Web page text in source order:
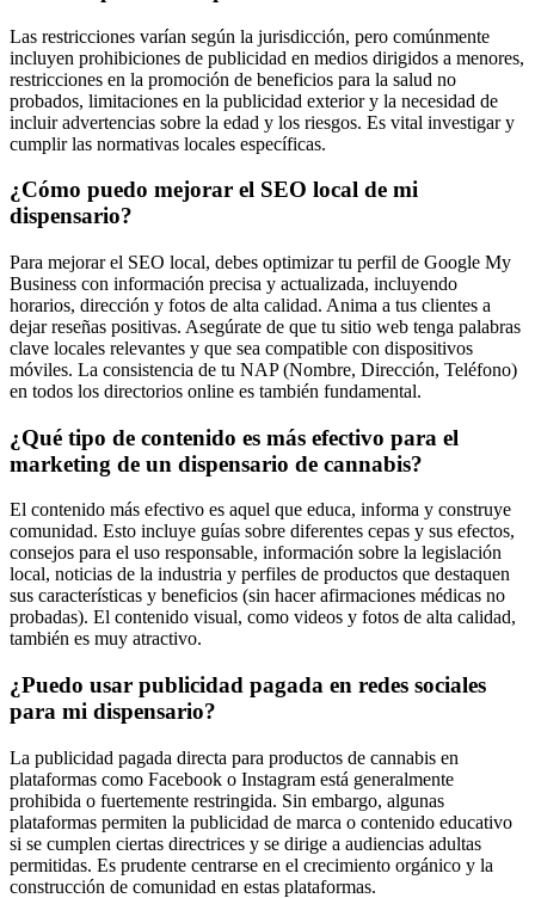
Las restricciones varían según la jurisdicción, pero comúnmente
incluyen prohibiciones de publicidad en medios dirigidos a menores,
restricciones en la promoción de beneficios para la salud no
probados, limitaciones en la publicidad exterior y la necesidad de
incluir advertencias sobre la edad y los riesgos. Es vital investigar y
cumplir las normativas locales específicas.
¿Cómo puedo mejorar el SEO local de mi
dispensario?
Para mejorar el SEO local, debes optimizar tu perfil de Google My
Business con información precisa y actualizada, incluyendo
horarios, dirección y fotos de alta calidad. Anima a tus clientes a
dejar reseñas positivas. Asegúrate de que tu sitio web tenga palabras
clave locales relevantes y que sea compatible con dispositivos
móviles. La consistencia de tu NAP (Nombre, Dirección, Teléfono)
en todos los directorios online es también fundamental.
¿Qué tipo de contenido es más efectivo para el
marketing de un dispensario de cannabis?
El contenido más efectivo es aquel que educa, informa y construye
comunidad. Esto incluye guías sobre diferentes cepas y sus efectos,
consejos para el uso responsable, información sobre la legislación
local, noticias de la industria y perfiles de productos que destaquen
sus características y beneficios (sin hacer afirmaciones médicas no
probadas). El contenido visual, como videos y fotos de alta calidad,
también es muy atractivo.
¿Puedo usar publicidad pagada en redes sociales
para mi dispensario?
La publicidad pagada directa para productos de cannabis en
plataformas como Facebook o Instagram está generalmente
prohibida o fuertemente restringida. Sin embargo, algunas
plataformas permiten la publicidad de marca o contenido educativo
si se cumplen ciertas directrices y se dirige a audiencias adultas
permitidas. Es prudente centrarse en el crecimiento orgánico y la
construcción de comunidad en estas plataformas.